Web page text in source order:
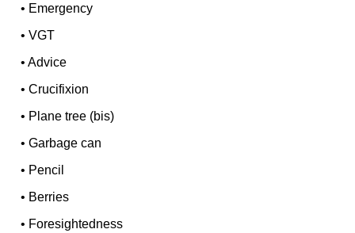
• Emergency
•VGT
•Advice
•Crucifixion
• Plane tree (bis)
•Garbage can
• Pencil
• Berries
• Foresightedness